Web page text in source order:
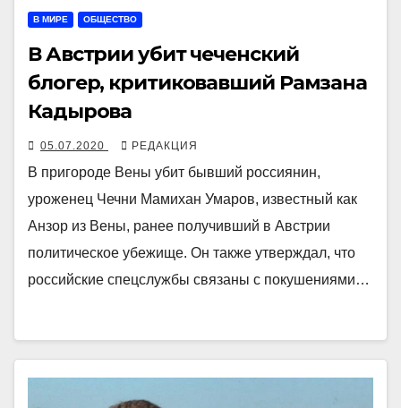
В МИРЕ ОБЩЕСТВО
В Австрии убит чеченский
блогер, критиковавший Рамзана
Кадырова
05.07.2020 РЕДАКЦИЯ
В пригороде Вены убит бывший россиянин,
уроженец Чечни Мамихан Умаров, известный как
Анзор из Вены, ранее получивший в Австрии
политическое убежище. Он также утверждал, что
российские спецслужбы связаны с покушениями…